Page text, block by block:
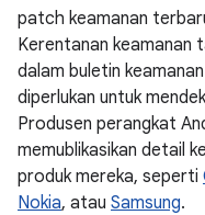
patch keamanan
Kerentanan keamanan
dalam buletin
diperlukan untuk
Produsen perangkat
memublikasikan detail
produk mereka, seperti
Nokia, atau Samsung.